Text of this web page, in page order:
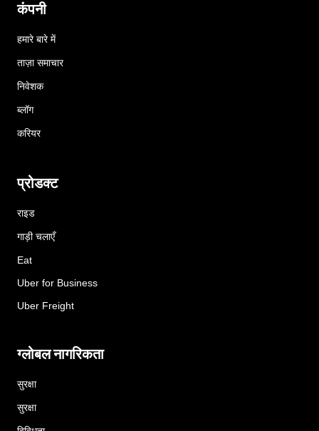
कंपनी
हमारे बारे में
ताज़ा समाचार
निवेशक
ब्लॉग
करियर
प्रोडक्ट
राइड
गाड़ी चलाएँ
Eat
Uber for Business
Uber Freight
ग्लोबल नागरिकता
सुरक्षा
सुरक्षा